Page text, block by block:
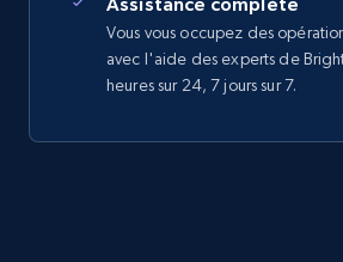
Vous vous occupez des
avec l'aide des experts de
heures sur 24, 7 jours sur 7.